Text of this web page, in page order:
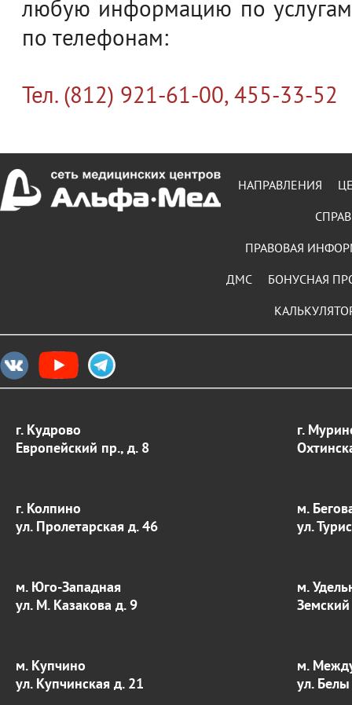
любую информацию по
по телефонам:
Тел. (812) 921-61-00, 455-33-52
НАПРАВЛЕНИЯ
ПРАВОВАЯ
БОНУСНАЯ
ДМС
г. Кудрово
Европейский пр., д. 8
г.
г. Колпино
ул. Пролетарская д. 46
м.
ул.
м. Юго-Западная
ул. М. Казакова д. 9
м.
м. Купчино
ул. Купчинская д. 21
м.
ул.